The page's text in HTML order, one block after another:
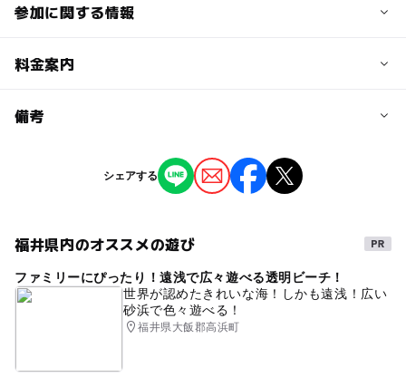
参加に関する情報
予約/応募
料金案内
料金について
備考
※掲載の情報は天候や主催者側の都合などにより変更にな
ることがあります。
シェアする
福井県内のオススメの遊び
ファミリーにぴったり！遠浅で広々遊べる透明ビーチ！
世界が認めたきれいな海！しかも遠浅！広い
砂浜で色々遊べる！
福井県大飯郡高浜町